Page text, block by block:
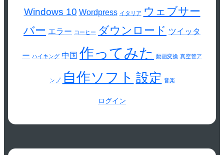
Windows 10 Wordpress イタリア ウェブサー
バー エラー コーヒー ダウンロード ツイッタ
ー ハイキング 中国 作ってみた 動画変換 真空管ア
ンプ 自作ソフト 設定 音楽
ログイン